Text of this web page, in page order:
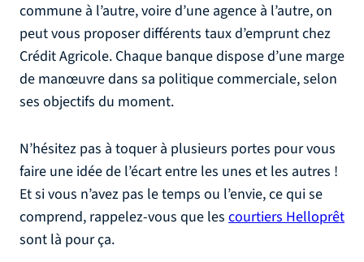
commune à l’autre, voire d’une agence à l’autre, on
peut vous proposer différents taux d’emprunt chez
Crédit Agricole. Chaque banque dispose d’une marge
de manœuvre dans sa politique commerciale, selon
ses objectifs du moment.
N’hésitez pas à toquer à plusieurs portes pour vous
faire une idée de l’écart entre les unes et les autres !
Et si vous n’avez pas le temps ou l’envie, ce qui se
comprend, rappelez-vous que les courtiers Helloprêt
sont là pour ça.